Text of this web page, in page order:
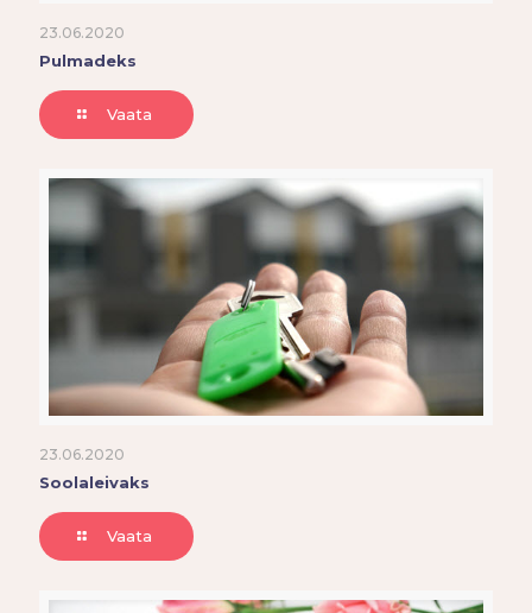
23.06.2020
Pulmadeks
Vaata
23.06.2020
Soolaleivaks
Vaata